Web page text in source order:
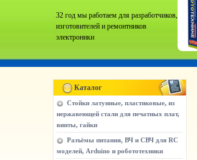
32 год мы работаем для разработчиков,
изготовителей и ремонтников
электроники
Каталог
Стойки латунные, пластиковые, из
нержавеющей стали для печатных плат,
винты, гайки
Разъёмы питания, ВЧ и СВЧ для RC
моделей, Arduino и робототехники